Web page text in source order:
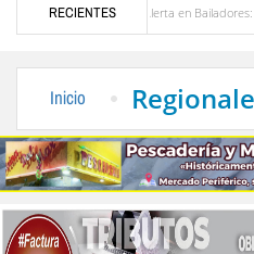
RECIENTES
Alerta en Bailadores: Denuncian
Inicio